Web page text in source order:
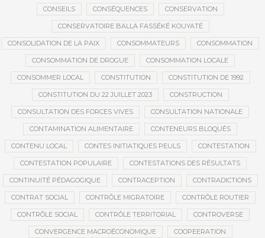
CONSEILS CONSÉQUENCES CONSERVATION
CONSERVATOIRE BALLA FASSÉKÉ KOUYATÉ
CONSOLIDATION DE LA PAIX CONSOMMATEURS CONSOMMATION
CONSOMMATION DE DROGUE CONSOMMATION LOCALE
CONSOMMER LOCAL CONSTITUTION CONSTITUTION DE 1992
CONSTITUTION DU 22 JUILLET 2023 CONSTRUCTION
CONSULTATION DES FORCES VIVES CONSULTATION NATIONALE
CONTAMINATION ALIMENTAIRE CONTENEURS BLOQUÉS
CONTENU LOCAL CONTES INITIATIQUES PEULS CONTESTATION
CONTESTATION POPULAIRE CONTESTATIONS DES RÉSULTATS
CONTINUITÉ PÉDAGOGIQUE CONTRACEPTION CONTRADICTIONS
CONTRAT SOCIAL CONTRÔLE MIGRATOIRE CONTRÔLE ROUTIER
CONTRÔLE SOCIAL CONTRÔLE TERRITORIAL CONTROVERSE
CONVERGENCE MACROÉCONOMIQUE COOPEERATION